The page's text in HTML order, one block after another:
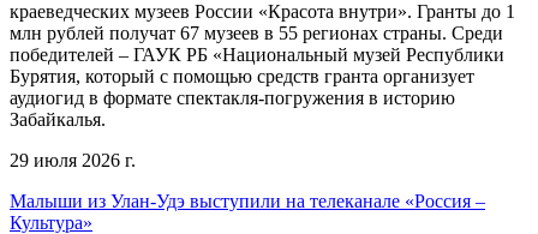
краеведческих музеев России «Красота внутри». Гранты до 1
млн рублей получат 67 музеев в 55 регионах страны. Среди
победителей – ГАУК РБ «Национальный музей Республики
Бурятия, который с помощью средств гранта организует
аудиогид в формате спектакля-погружения в историю
Забайкалья.
29 июля 2026 г.
Малыши из Улан-Удэ выступили на телеканале «Россия –
Культура»